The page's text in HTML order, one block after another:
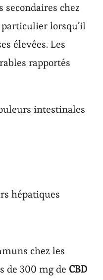
chez
lorsqu’il
élevées. Les
rapportés
intestinales
hépatiques
chez les
de 300 mg de CBD